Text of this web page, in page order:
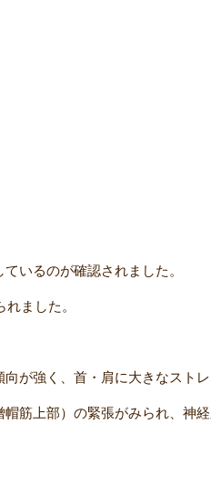
いるのが確認されました。
ました。
が強く、首・肩に大きなストレ
筋上部）の緊張がみられ、神